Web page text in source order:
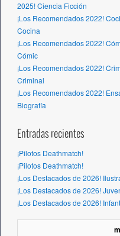
2025! Ciencia Ficción
¡Los Recomendados 2022!
Cocina
¡Los Recomendados 2022!
Cómic
¡Los Recomendados 2022!
Criminal
¡Los Recomendados 2022!
Biografía
Entradas recientes
¡Pilotos Deathmatch!
¡Pilotos Deathmatch!
¡Los Destacados de 2026!
¡Los Destacados de 2026!
¡Los Destacados de 2026!